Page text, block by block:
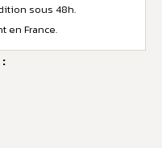
sous 48h.
en France.